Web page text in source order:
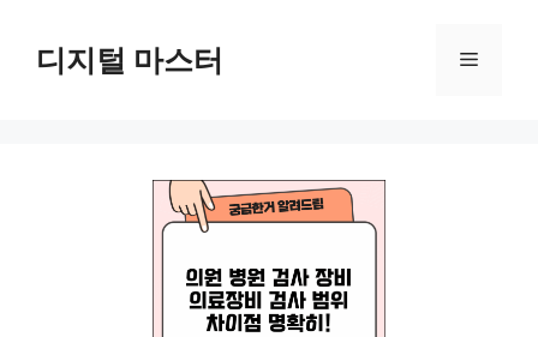
디지털 마스터 메